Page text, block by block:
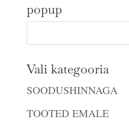
popup
Vali kategooria
SOODUSHINNAGA
TOOTED EMALE